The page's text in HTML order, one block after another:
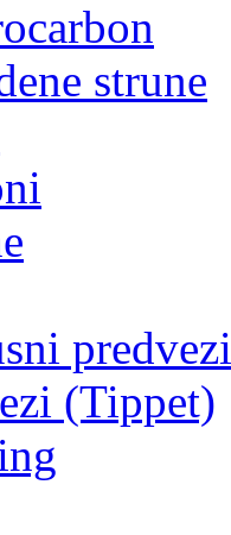
strune
predvezi
(Tippet)